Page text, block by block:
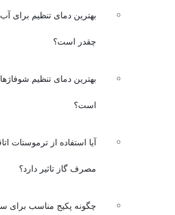
بهترین دمای تنظیم برای
چقدر است؟
بهترین دمای تنظیم
است؟
آیا استفاده از ترموستات
مصرف گاز تاثیر دارد؟
چگونه پکیج مناسب برای